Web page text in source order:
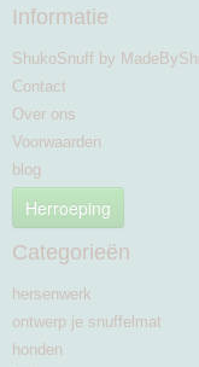
Informatie
ShukoSnuff by
Contact
Over ons
Voorwaarden
blog
Herroeping
Categorieën
hersenwerk
ontwerp je snuffelmat
honden